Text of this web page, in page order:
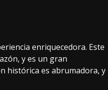
enriquecedora. Este
y es un gran
histórica es abrumadora, y